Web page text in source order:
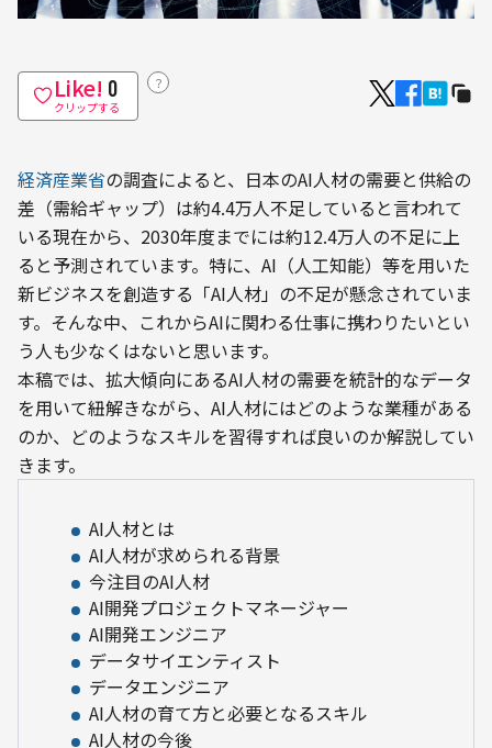
Like! 0
クリップする
？
経済産業省の調査によると、日本のAI人材の需要と供給の
差（需給ギャップ）は約4.4万人不足していると言われて
いる現在から、2030年度までには約12.4万人の不足に上
ると予測されています。特に、AI（人工知能）等を用いた
新ビジネスを創造する「AI人材」の不足が懸念されていま
す。そんな中、これからAIに関わる仕事に携わりたいとい
う人も少なくはないと思います。
本稿では、拡大傾向にあるAI人材の需要を統計的なデータ
を用いて紐解きながら、AI人材にはどのような業種がある
のか、どのようなスキルを習得すれば良いのか解説してい
きます。
AI人材とは
AI人材が求められる背景
今注目のAI人材
AI開発プロジェクトマネージャー
AI開発エンジニア
データサイエンティスト
データエンジニア
AI人材の育て方と必要となるスキル
AI人材の今後